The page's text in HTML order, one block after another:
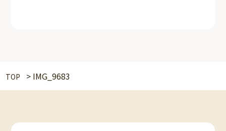
TOP > IMG_9683